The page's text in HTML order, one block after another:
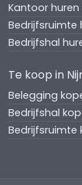
Kantoor huren
Bedrijfsruimte
Bedrijfshal
Te koop in
Belegging
Bedrijfshal
Bedrijfsruimte